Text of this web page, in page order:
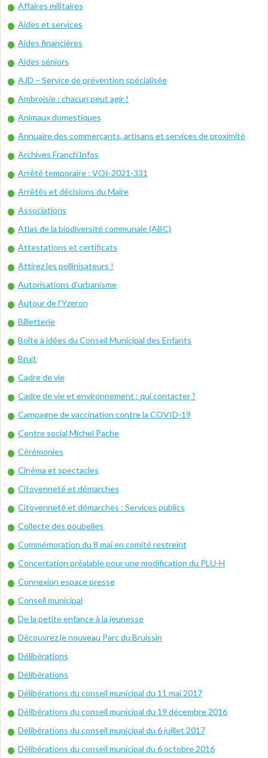
Affaires militaires
Aides et services
Aides financières
Aides séniors
AJD – Service de prévention spécialisée
Ambroisie : chacun peut agir !
Animaux domestiques
Annuaire des commerçants, artisans et services de proximité
Archives Franch’Infos
Arrêté temporaire : VOI-2021-331
Arrêtés et décisions du Maire
Associations
Atlas de la biodiversité communale (ABC)
Attestations et certificats
Attirez les pollinisateurs !
Autorisations d’urbanisme
Autour de l’Yzeron
Billetterie
Boîte à idées du Conseil Municipal des Enfants
Bruit
Cadre de vie
Cadre de vie et environnement : qui contacter ?
Campagne de vaccination contre la COVID-19
Centre social Michel Pache
Cérémonies
Cinéma et spectacles
Citoyenneté et démarches
Citoyenneté et démarches : Services publics
Collecte des poubelles
Commémoration du 8 mai en comité restreint
Concertation préalable pour une modification du PLU-H
Connexion espace presse
Conseil municipal
De la petite enfance à la jeunesse
Découvrez le nouveau Parc du Bruissin
Délibérations
Délibérations
Délibérations du conseil municipal du 11 mai 2017
Délibérations du conseil municipal du 19 décembre 2016
Délibérations du conseil municipal du 6 juillet 2017
Délibérations du conseil municipal du 6 octobre 2016